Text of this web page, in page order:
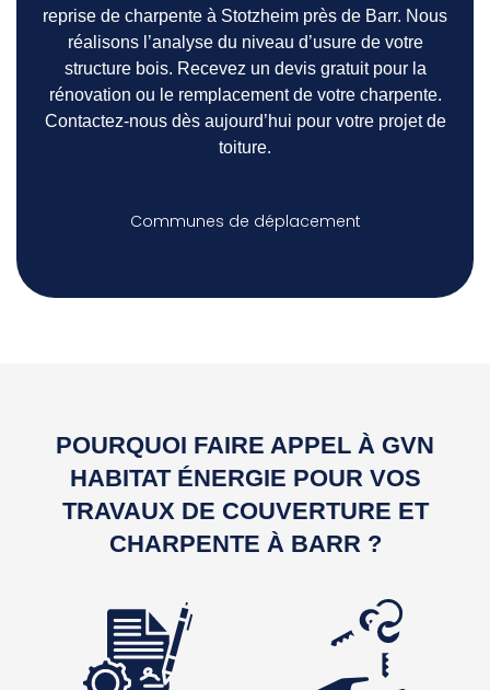
reprise de charpente à Stotzheim près de Barr. Nous
réalisons l’analyse du niveau d’usure de votre
structure bois. Recevez un devis gratuit pour la
rénovation ou le remplacement de votre charpente.
Contactez-nous dès aujourd’hui pour votre projet de
toiture.
Communes de déplacement
POURQUOI FAIRE APPEL À GVN
HABITAT ÉNERGIE POUR VOS
TRAVAUX DE COUVERTURE ET
CHARPENTE À BARR ?